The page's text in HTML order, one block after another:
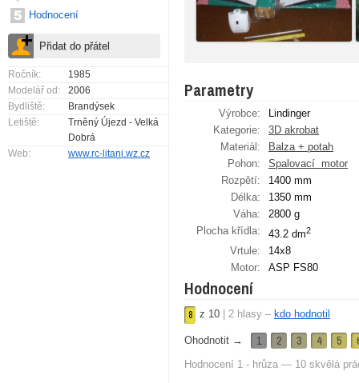
Hodnocení
Ročník:
1985
Modelář od:
2006
Bydliště:
Brandýsek
Letiště:
Trněný Újezd - Velká
Dobrá
Web:
www.rc-litani.wz.cz
Parametry
Výrobce:
Lindinger
Kategorie:
3D akrobat
Materiál:
Balza + potah
Pohon:
Spalovací ­ motor
Rozpětí:
1400 mm
Délka:
1350 mm
Váha:
2800 g
Plocha křídla:
43.2 dm2
Vrtule:
14x8
Motor:
ASP FS80
Hodnocení
8 z 10 2 hlasy – kdo hodnotil
Ohodnotit → 1 2 3 4 5
Hodnocení 1 - hrůza — 10 skvělá